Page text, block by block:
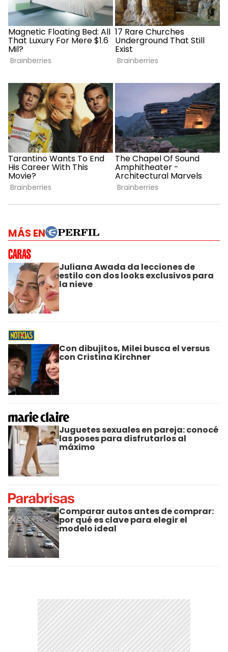
MÁS EN
Juliana Awada da lecciones de
estilo con dos looks exclusivos para
la nieve
Con dibujitos, Milei busca el versus
con Cristina Kirchner
Juguetes sexuales en pareja: conocé
las poses para disfrutarlos al
máximo
Comparar autos antes de comprar:
por qué es clave para elegir el
modelo ideal